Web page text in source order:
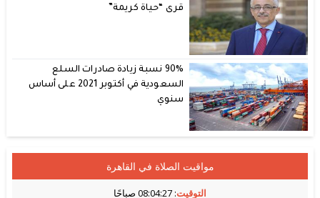
قرى “حياة كريمة”
90% نسبة زيادة صادرات السلع
السعودية في أكتوبر 2021 على أساس
سنوي